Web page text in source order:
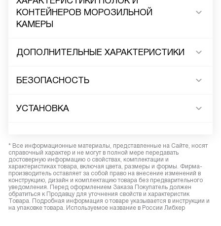
КОНТЕЙНЕРОВ МОРОЗИЛЬНОЙ
КАМЕРЫ
ДОПОЛНИТЕЛЬНЫЕ ХАРАКТЕРИСТИКИ
БЕЗОПАСНОСТЬ
УСТАНОВКА
* Все информационные материалы, представленные на Сайте, носят
справочный характер и не могут в полной мере передавать
достоверную информацию о свойствах, комплектации и
характеристиках товара, включая цвета, размеры и формы. Фирма-
производитель оставляет за собой право на внесение изменений в
конструкцию, дизайн и комплектацию товара без предварительного
уведомления. Перед оформлением Заказа Покупатель должен
обратиться к Продавцу для уточнения свойств и характеристик
Товара. Подробная информация о товаре указывается в инструкции и
на упаковке товара. Используемое название в России Либхер